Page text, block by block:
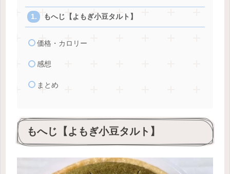
もへじ【よもぎ小豆タルト】
価格・カロリー
感想
まとめ
もへじ【よもぎ小豆タルト】